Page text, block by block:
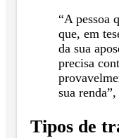
“A pessoa
que, em
da sua
precisa
sua
Tipos de